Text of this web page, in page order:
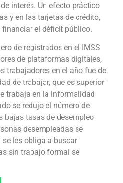
interés. Un efecto práctico
y en las tarjetas de crédito,
financiar el déficit público.
de registrados en el IMSS
de plataformas digitales,
trabajadores en el año fue de
de trabajar, que es superior
trabaja en la informalidad
se redujo el número de
bajas tasas de desempleo
desempleadas se
les obliga a buscar
sin trabajo formal se